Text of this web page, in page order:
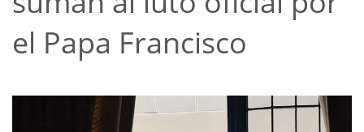
el Papa Francisco